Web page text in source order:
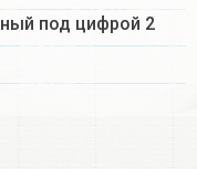
под цифрой 2